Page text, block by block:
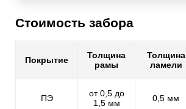
Стоимость забора
Покрытие
Толщина
рамы
Толщина
ламели
ПЭ
от 0,5 до
1,5 мм
0,5 мм